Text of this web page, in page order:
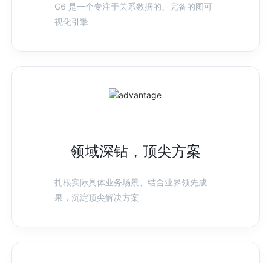
G6 是一个专注于关系数据的、完备的图可
视化引擎
领域深钻，顶尖方案
扎根实际具体业务场景、结合业界领先成
果，沉淀顶尖解决方案